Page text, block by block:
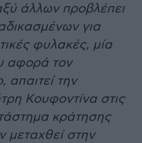
άλλων προβλέπει
για
φυλακές, μία
αφορά τον
απαιτεί την
Κουφοντίνα στις
κράτησης
μεταχθεί στην